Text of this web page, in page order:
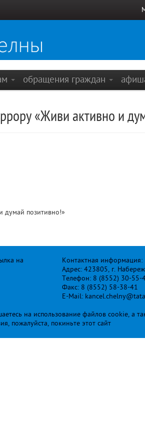
обращения граждан
«Живи активно и
думай позитивно!»
на
Контактная информация:
Адрес: 423805, г.
Телефон: 8 (8552) 30-55-
Факс: 8 (8552) 58-38-41
E-Mail:
на использование файлов cookie, а
пожалуйста, покиньте этот сайт